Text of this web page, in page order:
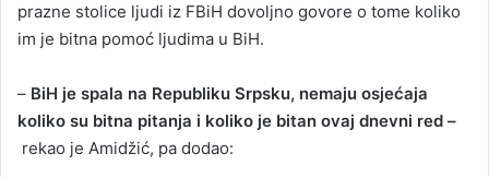
prazne stolice ljudi iz FBiH dovoljno govore o tome koliko
im je bitna pomoć ljudima u BiH.
– BiH je spala na Republiku Srpsku, nemaju osjećaja
koliko su bitna pitanja i koliko je bitan ovaj dnevni red –
rekao je Amidžić, pa dodao: